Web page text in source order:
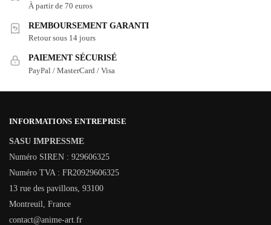
À partir de 70 euros
REMBOURSEMENT GARANTI
Retour sous 14 jours
PAIEMENT SÉCURISÉ
PayPal / MasterCard / Visa
INFORMATIONS ENTREPRISE
SASU IMPRESSME
Numéro SIREN : 929606325
Numéro TVA : FR20929606325
13 rue des pavillons, 93100
Montreuil, France
contact@anime-art.fr